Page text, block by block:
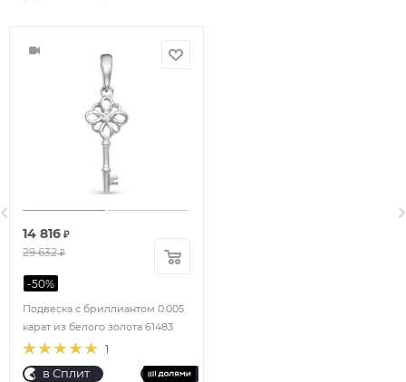
1
Подвеска с бриллиантом 0.005
карат из белого золота 61483
14 816 ₽
29 632₽
-50%
в Сплит